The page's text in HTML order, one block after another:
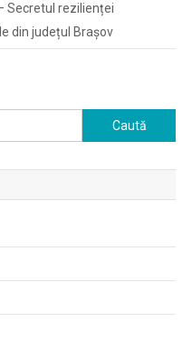
Secretul rezilienței
din județul Brașov
Caută
după: